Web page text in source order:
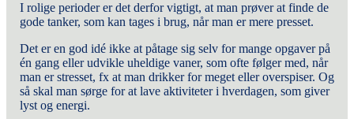
I rolige perioder er det derfor vigtigt, at man prøver at finde de
gode tanker, som kan tages i brug, når man er mere presset.
Det er en god idé ikke at påtage sig selv for mange opgaver på
én gang eller udvikle uheldige vaner, som ofte følger med, når
man er stresset, fx at man drikker for meget eller overspiser. Og
så skal man sørge for at lave aktiviteter i hverdagen, som giver
lyst og energi.